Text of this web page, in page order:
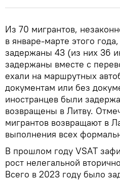
Из 70 мигрантов,
в январе-марте этого
задержаны 43 (из них 36
задержаны вместе с
ехали на маршрутных
документам или без
иностранцев были
возвращены в Литву.
мигрантов возвращают в
выполнения всех
В прошлом году VSAT
рост нелегальной
Всего в 2023 году было